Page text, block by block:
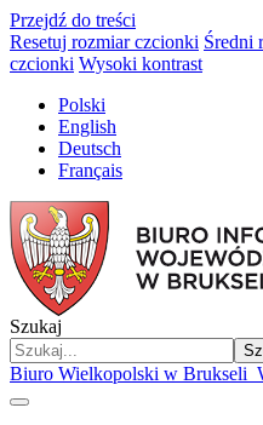
Przejdź do treści
Resetuj rozmiar czcionki Średni
czcionki Wysoki kontrast
Polski
English
Deutsch
Français
Szukaj
Biuro Wielkopolski w Brukseli